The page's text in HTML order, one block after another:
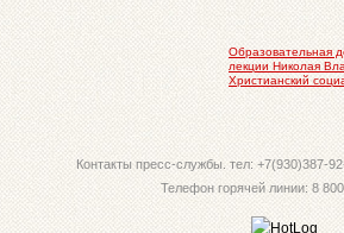
Образовательная
лекции Николая
Христианский
Контакты пресс-службы. тел: +7(930)387-
Телефон горячей линии: 8